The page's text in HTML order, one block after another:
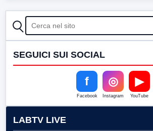
CERCA
SEGUICI SUI SOCIAL
f
Facebook
◎
Instagram
▶
YouTube
LABTV LIVE